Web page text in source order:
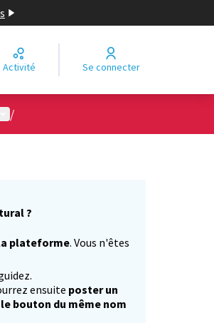
Activité Se connecter
utilisateur
/
?
plateforme. Vous n'êtes
ensuite poster un
bouton du même nom